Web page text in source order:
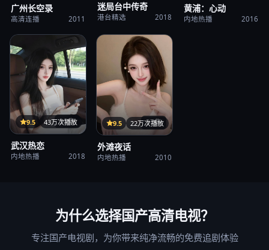
广州长空录
高清连播 2011
迷局台中传奇
港台精选 2018
黄浦：心动
内地热播 2016
35集
9.5 43万次播放
武汉热恋
内地热播 2018
37集
9.5 22万次播放
外滩夜话
内地热播 2010
为什么选择国产高清电视？
专注国产电视剧，为你带来纯净流畅的免费追剧体验